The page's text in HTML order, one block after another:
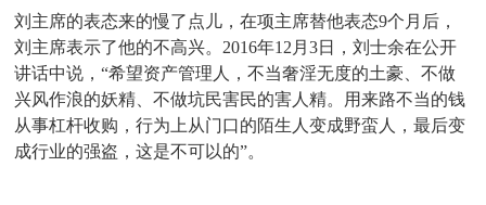
刘主席的表态来的慢了点儿，在项主席替他表态9个月后，
刘主席表示了他的不高兴。2016年12月3日，刘士余在公开
讲话中说，“希望资产管理人，不当奢淫无度的土豪、不做
兴风作浪的妖精、不做坑民害民的害人精。用来路不当的钱
从事杠杆收购，行为上从门口的陌生人变成野蛮人，最后变
成行业的强盗，这是不可以的”。